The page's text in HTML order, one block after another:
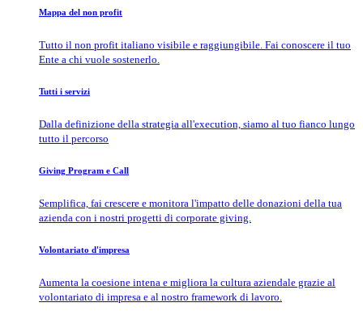
Mappa del non profit
Tutto il non profit italiano visibile e raggiungibile. Fai conoscere il tuo
Ente a chi vuole sostenerlo.
Tutti i servizi
Dalla definizione della strategia all'execution, siamo al tuo fianco lungo
tutto il percorso
Giving Program e Call
Semplifica, fai crescere e monitora l'impatto delle donazioni della tua
azienda con i nostri progetti di corporate giving.
Volontariato d'impresa
Aumenta la coesione intena e migliora la cultura aziendale grazie al
volontariato di impresa e al nostro framework di lavoro.